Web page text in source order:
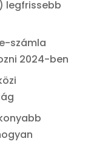
legfrissebb
számla
2024-ben